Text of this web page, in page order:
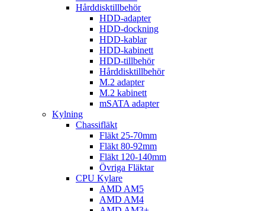
Hårddisktillbehör
HDD-adapter
HDD-dockning
HDD-kablar
HDD-kabinett
HDD-tillbehör
Hårddisktillbehör
M.2 adapter
M.2 kabinett
mSATA adapter
Kylning
Chassifläkt
Fläkt 25-70mm
Fläkt 80-92mm
Fläkt 120-140mm
Övriga Fläktar
CPU Kylare
AMD AM5
AMD AM4